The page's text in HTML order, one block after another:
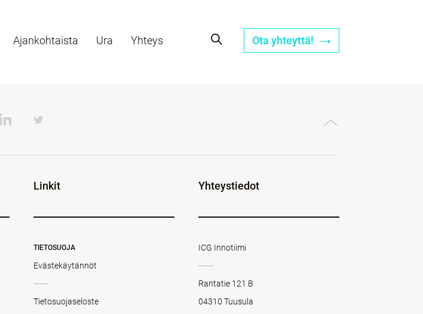
Ajankohtaista Ura Yhteys Ota yhteyttä!
Linkit
TIETOSUOJA
Evästekäytännöt
Tietosuojaseloste
Yhteystiedot
ICG Innotiimi
Rantatie 121 B
04310 Tuusula